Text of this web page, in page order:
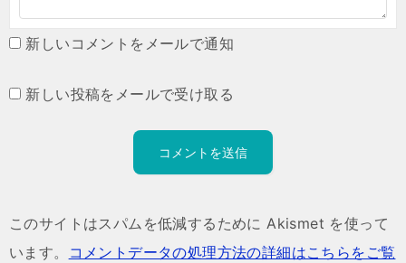
新しいコメントをメールで通知
新しい投稿をメールで受け取る
このサイトはスパムを低減するために Akismet を使って
います。
コメントデータの処理方法の詳細はこちらをご覧